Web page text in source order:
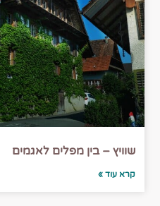
שוויץ – בין מפלים לאגמים
קרא עוד »